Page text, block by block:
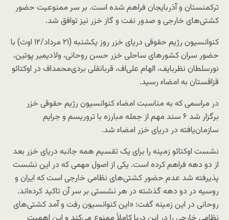
ترکمنستان و آذربایجان فراهم شده است. بر سر ممنوعیت حضور
کشتی‌های خارجی و صدور نفت و گاز خزر نیز توافق شد.
کنوانسیون رژیم حقوقی دریای خزر روز یکشنبه (۲۱ مرداد/۱۲ اوت) با
حضور سران کشورهای ساحلی خزر حسن روحانی، ولادیمیر پوتین،
نورسلطان نظربایف، الهام علی‌اف، قربانقلی بردی‌محمداف در اوکتائو
قزاقستان به امضاء رسید.
در مراسمی که به مناسبت امضاء کنوانسیون رژیم حقوقی خزر
برگزار شد ۶ سند مهم از جمله مبارزه با تروریسم و جرایم
سازمان‌یافته در دریای خزر امضاء شد.
نشست اوکتائو زمینه را برای یک تقسیم همه جانبه دریای خزر بعد
از دو دهه فراهم کرده است. یکی از اصول مهمی که در این نشست
پذیرفته شد عدم حضور کشتی‌های نظامی خارجی است که ایران و
روسیه در دو دهه گذشته در هر نشستی بر سر آن تاکید کرده‌اند.
روحانی در این زمینه گفت: «این کنوانسیون رفت و آمد کشتی‌های